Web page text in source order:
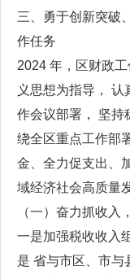
三、勇于创新突破
作任务
2024 年，区财政
义思想为指导，
作会议部署， 坚持
绕全区重点工作部
金、全力促支出、
域经济社会高质量
（一）奋力抓收入
一是加强税收收入
是 省与市区、市与